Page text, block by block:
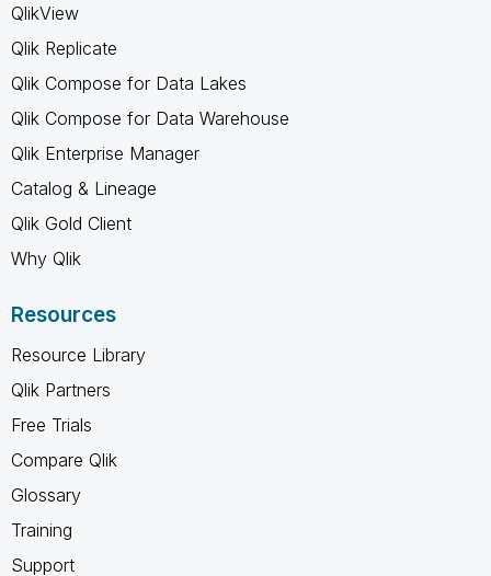
QlikView
Qlik Replicate
Qlik Compose for Data Lakes
Qlik Compose for Data Warehouse
Qlik Enterprise Manager
Catalog & Lineage
Qlik Gold Client
Why Qlik
Resources
Resource Library
Qlik Partners
Free Trials
Compare Qlik
Glossary
Training
Support